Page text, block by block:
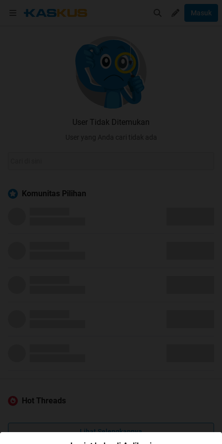
Masuk
User Tidak Ditemukan
User yang Anda cari tidak ada
Komunitas Pilihan
Hot Threads
Lihat Selengkapnya